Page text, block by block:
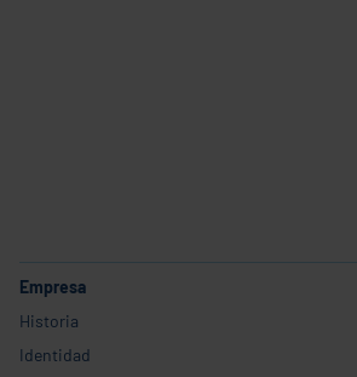
Empresa
Historia
Identidad